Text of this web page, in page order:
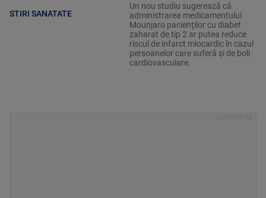
STIRI SANATATE
Un nou studiu sugerează că
administrarea medicamentului
Mounjaro pacienţilor cu diabet
zaharat de tip 2 ar putea reduce
riscul de infarct miocardic în cazul
persoanelor care suferă şi de boli
cardiovasculare.